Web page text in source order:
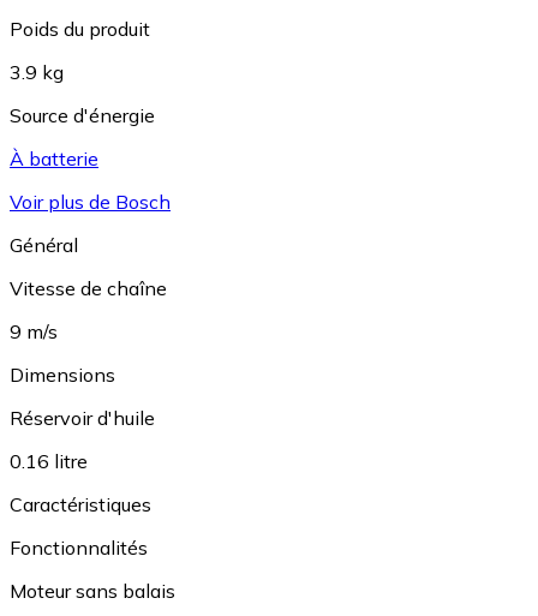
Poids du produit
3.9 kg
Source d'énergie
À batterie
Voir plus de Bosch
Général
Vitesse de chaîne
9 m/s
Dimensions
Réservoir d'huile
0.16 litre
Caractéristiques
Fonctionnalités
Moteur sans balais